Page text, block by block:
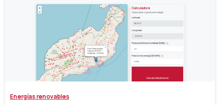
Energías renovables